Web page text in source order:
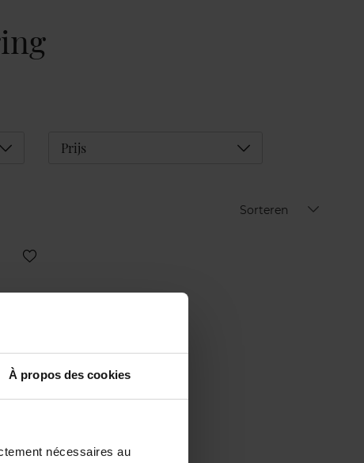
À propos des cookies
nécessaires au
Déplier Prijs Déplier
Sorteren